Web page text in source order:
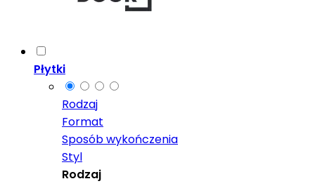
Płytki
Rodzaj
Format
Sposób wykończenia
Styl
Rodzaj